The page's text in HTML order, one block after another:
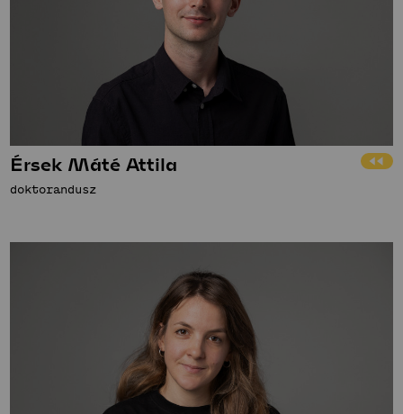
Érsek Máté Attila
doktorandusz